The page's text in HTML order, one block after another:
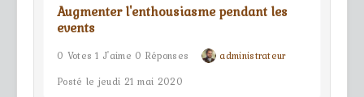
Augmenter l'enthousiasme pendant les
events
0 Votes 1 J'aime 0 Réponses
administrateur
Posté le jeudi 21 mai 2020